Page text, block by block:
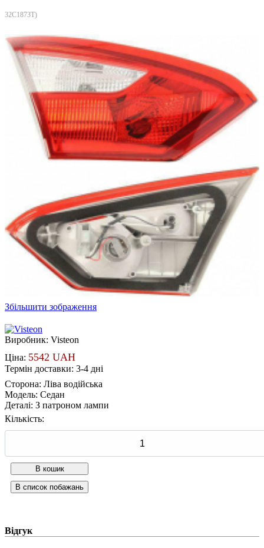
32C1873T)
Збільшити зображення
Виробник: Visteon
Ціна: 5542 UAH
Термін доставки: 3-4 дні
Сторона: Ліва водійська
Модель: Седан
Деталі: З патроном лампи
Кількість:
Відгук